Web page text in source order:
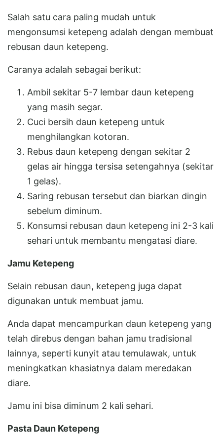
Salah satu cara paling mudah untuk
mengonsumsi ketepeng adalah dengan membuat
rebusan daun ketepeng.
Caranya adalah sebagai berikut:
Ambil sekitar 5-7 lembar daun ketepeng
yang masih segar.
Cuci bersih daun ketepeng untuk
menghilangkan kotoran.
Rebus daun ketepeng dengan sekitar 2
gelas air hingga tersisa setengahnya (sekitar
1 gelas).
Saring rebusan tersebut dan biarkan dingin
sebelum diminum.
Konsumsi rebusan daun ketepeng ini 2-3 kali
sehari untuk membantu mengatasi diare.
Jamu Ketepeng
Selain rebusan daun, ketepeng juga dapat
digunakan untuk membuat jamu.
Anda dapat mencampurkan daun ketepeng yang
telah direbus dengan bahan jamu tradisional
lainnya, seperti kunyit atau temulawak, untuk
meningkatkan khasiatnya dalam meredakan
diare.
Jamu ini bisa diminum 2 kali sehari.
Pasta Daun Ketepeng